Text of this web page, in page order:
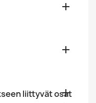


liittyvät osat
